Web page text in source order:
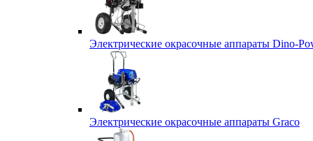
Электрические окрасочные аппараты Dino-
Электрические окрасочные аппараты Graco